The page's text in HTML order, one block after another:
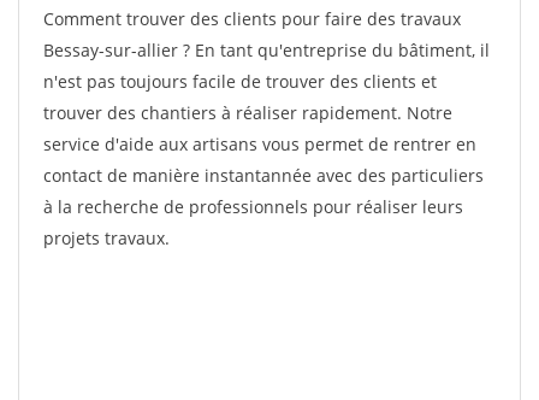
Comment trouver des clients pour faire des travaux
Bessay-sur-allier ? En tant qu'entreprise du bâtiment, il
n'est pas toujours facile de trouver des clients et
trouver des chantiers à réaliser rapidement. Notre
service d'aide aux artisans vous permet de rentrer en
contact de manière instantannée avec des particuliers
à la recherche de professionnels pour réaliser leurs
projets travaux.